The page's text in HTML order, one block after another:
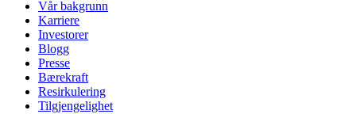
Vår bakgrunn
Karriere
Investorer
Blogg
Presse
Bærekraft
Resirkulering
Tilgjengelighet